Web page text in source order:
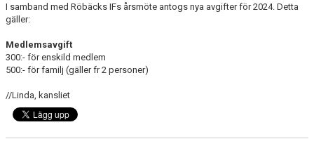
MEDLEMSKAP & AVGIFTER
RÖBÄCKS ARENA
I samband med Röbäcks IFs årsmöte antogs nya avgifter för 2024. Detta
gäller:
Medlemsavgift
300:- för enskild medlem
500:- för familj (gäller fr 2 personer)
//Linda, kansliet